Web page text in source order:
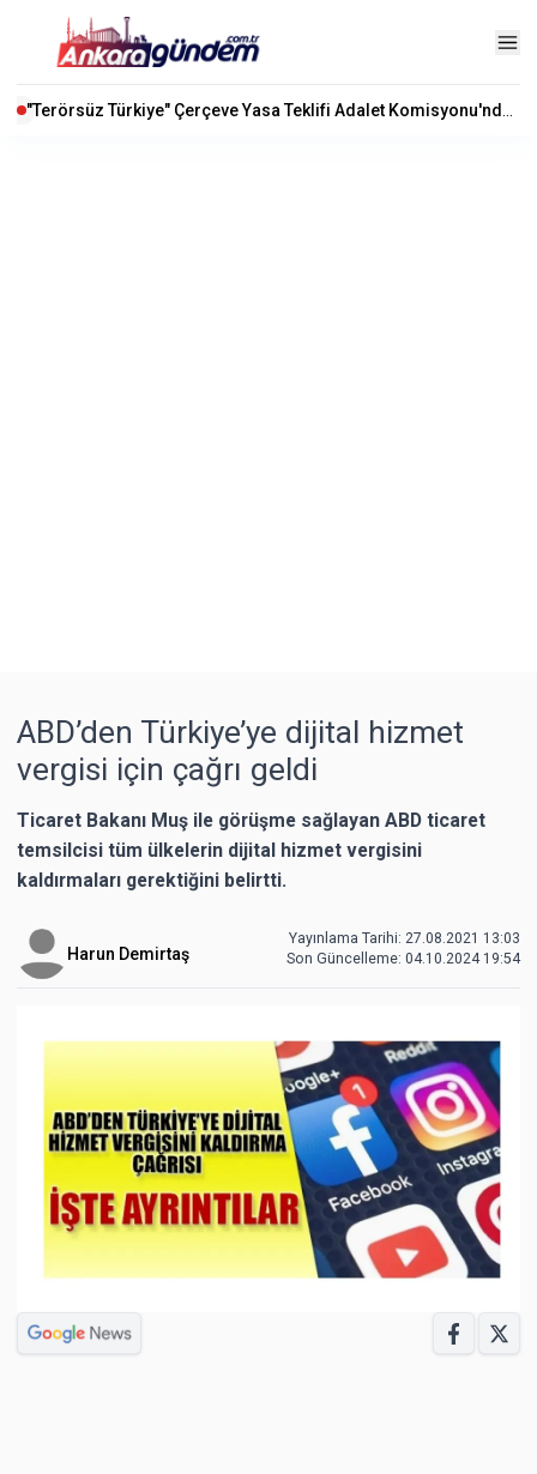
ABD’den Türkiye’ye dijital hizmet
vergisi için çağrı geldi
Ticaret Bakanı Muş ile görüşme sağlayan ABD ticaret
temsilcisi tüm ülkelerin dijital hizmet vergisini
kaldırmaları gerektiğini belirtti.
Harun Demirtaş
Yayınlama Tarihi: 27.08.2021 13:03
Son Güncelleme: 04.10.2024 19:54